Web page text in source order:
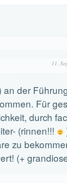
11.
der
Für
durch
(rinnen!!!
zu
(+